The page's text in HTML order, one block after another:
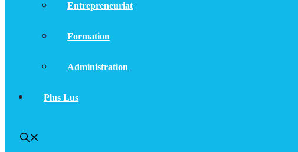
Entrepreneuriat
Formation
Administration
Plus Lus